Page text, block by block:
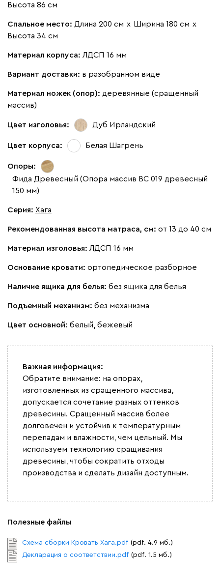
Высота 86 см
Спальное место: Длина 200 см х Ширина 180 см х
Высота 34 см
Материал корпуса: ЛДСП 16 мм
Вариант доставки: в разобранном виде
Материал ножек (опор): деревянные (сращенный
массив)
Цвет изголовья: Дуб Ирландский
Цвет корпуса: Белая Шагрень
Опоры:
Фида Древесный (Опора массив ВС 019 древесный
150 мм)
Серия: Хага
Рекомендованная высота матраса, см: от 13 до 40 см
Материал изголовья: ЛДСП 16 мм
Основание кровати: ортопедическое разборное
Наличие ящика для белья: без ящика для белья
Подъемный механизм: без механизма
Цвет основной: белый, бежевый
Важная информация:
Обратите внимание: на опорах,
изготовленных из сращенного массива,
допускается сочетание разных оттенков
древесины. Сращенный массив более
долговечен и устойчив к температурным
перепадам и влажности, чем цельный. Мы
используем технологию сращивания
древесины, чтобы сократить отходы
производства и сделать дизайн доступным.
Полезные файлы
Схема сборки Кровать Хага.pdf (pdf. 4.9 мб.)
Декларация о соответствии.pdf (pdf. 1.5 мб.)